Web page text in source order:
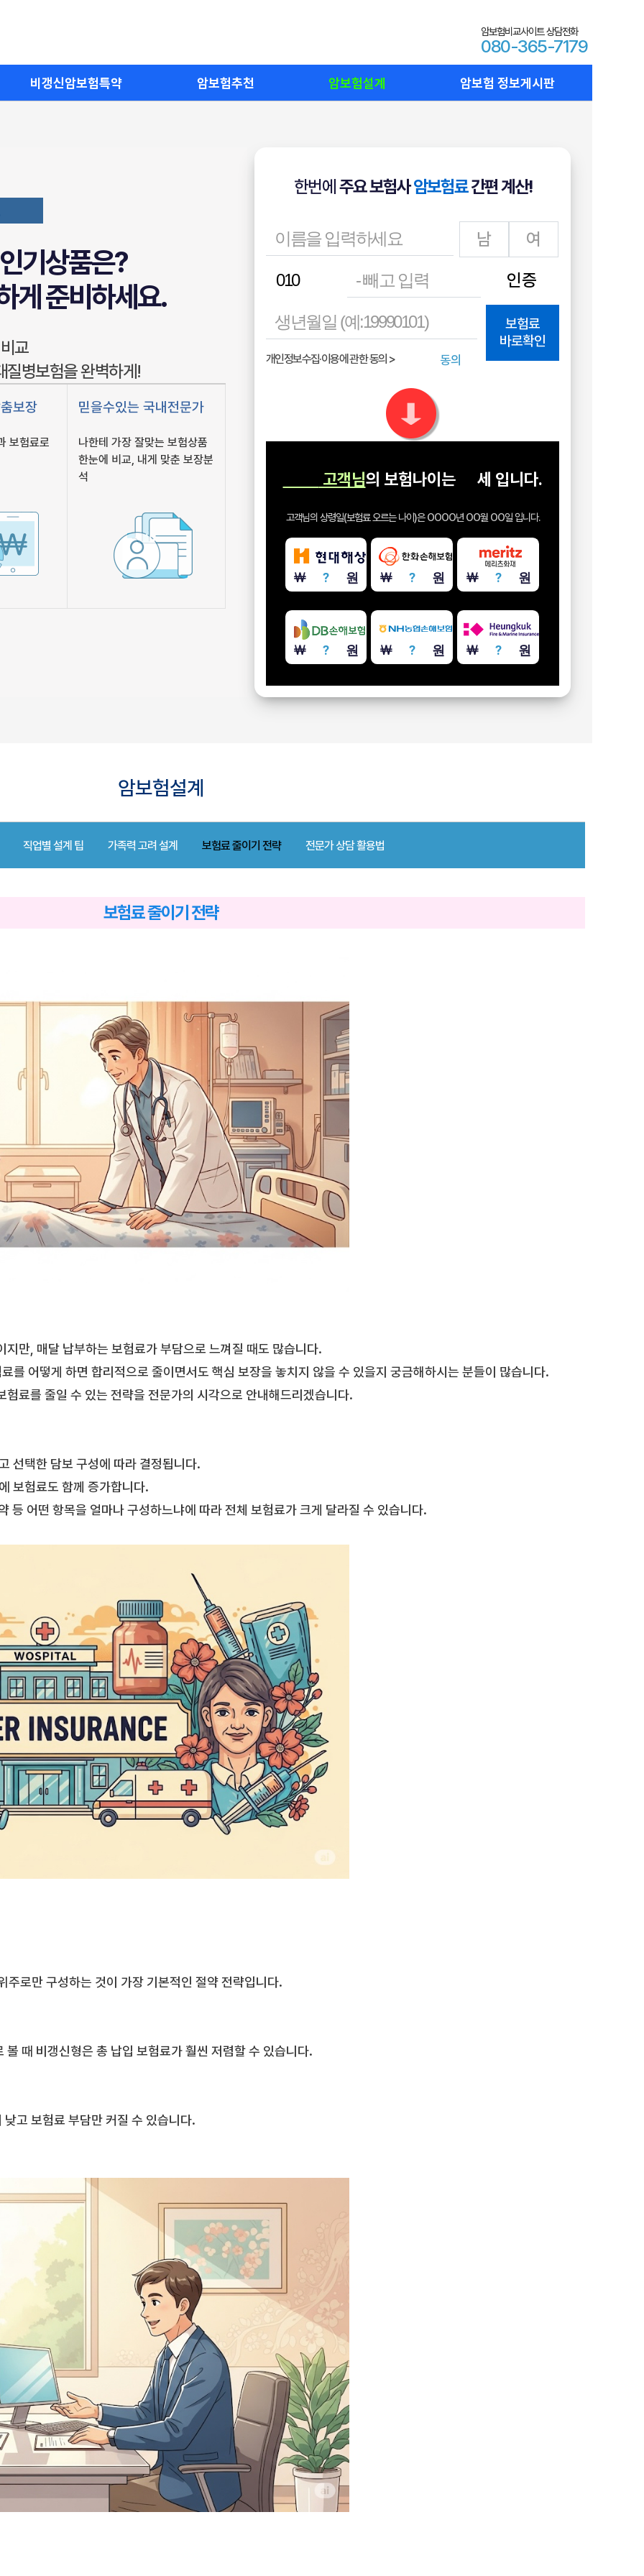
암보험비교사이트 상담전화
080-365-7179
비갱신암보험특약 암보험추천 암보험설계 암보험 정보게시판
기상품은?
게 준비하세요.
교
질병보험을 완벽하게!
보장
보험료로
믿을수있는 국내전문가
나한테 가장 잘맞는 보험상품
한눈에 비교, 내게 맞춘 보장분
석
한번에 주요 보험사암보험료간편 계산!
남
여
인증
동의
보험료
바로확인
고객님의 보험나이는 세 입니다.
고객님의 상령일(보험료 오르는 나이)은OOOO년 OO월 OO일입니다.
￦?원 ￦?원 ￦ ?원
￦?원 ￦?원 ￦ ?원
암보험설계
직업별 설계 팁 가족력 고려 설계 보험료 줄이기 전략 전문가 상담 활용법
보험료 줄이기 전략
만, 매달 납부하는 보험료가 부담으로 느껴질 때도 많습니다.
를 어떻게 하면 합리적으로 줄이면서도 핵심 보장을 놓치지 않을 수 있을지 궁금해하시는 분들이 많습니다.
료를 줄일 수 있는 전략을 전문가의 시각으로 안내해드리겠습니다.
선택한 담보 구성에 따라 결정됩니다.
보험료도 함께 증가합니다.
등 어떤 항목을 얼마나 구성하느냐에 따라 전체 보험료가 크게 달라질 수 있습니다.
로만 구성하는 것이 가장 기본적인 절약 전략입니다.
때 비갱신형은 총 납입 보험료가 훨씬 저렴할 수 있습니다.
고 보험료 부담만 커질 수 있습니다.